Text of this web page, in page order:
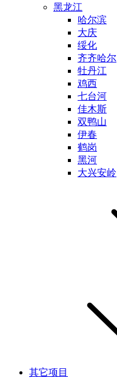
黑龙江
哈尔滨
大庆
绥化
齐齐哈尔
牡丹江
鸡西
七台河
佳木斯
双鸭山
伊春
鹤岗
黑河
大兴安岭
其它项目